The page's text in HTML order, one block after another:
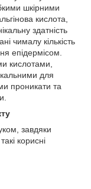
шкірними
кислота,
здатність
чималу кількість
епідермісом.
кислотами,
для
проникати та
завдяки
корисні